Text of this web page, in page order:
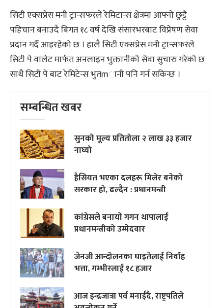
सिटी एक्सप्रेस मनी ट्रान्सफरले रेमिटान्स क्षेत्रमा आफ्नो छुट्टै
पहिचान बनाउदै बिगत १८ वर्ष देखि संसारभरबाट विप्रेषण सेवा
प्रदान गर्दै आइरहेको छ । हालै सिटी एक्सप्रेस मनी ट्रान्सफरले
सिटी पे वालेट मार्फत अनलाइन भुक्तानीको सेवा सुचारु गरेको छ
साथै सिटी पे बाट रेमिटेन्स भुतmानी पनि गर्न सकिन्छ ।
सम्बन्धित खबर
सुनको मूल्य प्रतितोला २ लाख ३३ हजार
नाघ्यो
हैसियत भएका दलहरू मिलेर बनेको
सरकार हो, ढल्दैन : प्रधानमन्त्री
कांग्रेसले बनायाे गगन थापालाई
प्रधानमन्त्रीको उम्मेदवार
जेनजी आन्दोलनका घाइतेलाई निर्वाह
भत्ता, गम्भीरलाई १८ हजार
आज इन्द्रजात्रा पर्व मनाईँदै, राष्ट्रपतिले